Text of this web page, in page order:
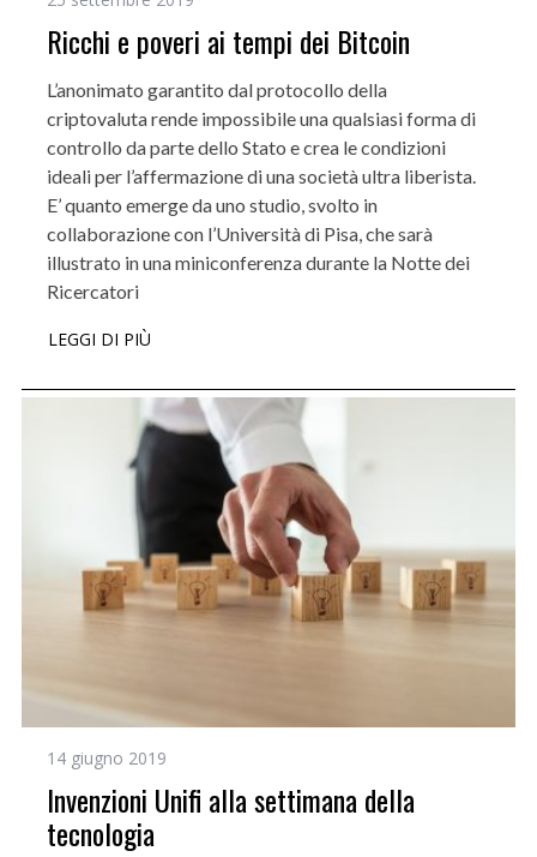
Ricchi e poveri ai tempi dei Bitcoin
L’anonimato garantito dal protocollo della
criptovaluta rende impossibile una qualsiasi forma di
controllo da parte dello Stato e crea le condizioni
ideali per l’affermazione di una società ultra liberista.
E’ quanto emerge da uno studio, svolto in
collaborazione con l’Università di Pisa, che sarà
illustrato in una miniconferenza durante la Notte dei
Ricercatori
LEGGI DI PIÙ
14 giugno 2019
Invenzioni Unifi alla settimana della
tecnologia